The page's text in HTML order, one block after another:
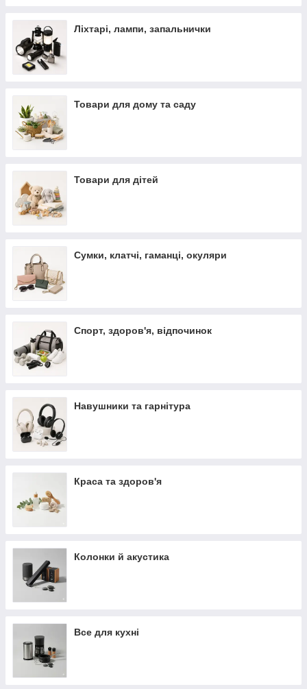
Ліхтарі, лампи, запальнички
Товари для дому та саду
Товари для дітей
Сумки, клатчі, гаманці, окуляри
Спорт, здоров'я, відпочинок
Навушники та гарнітура
Краса та здоров'я
Колонки й акустика
Все для кухні